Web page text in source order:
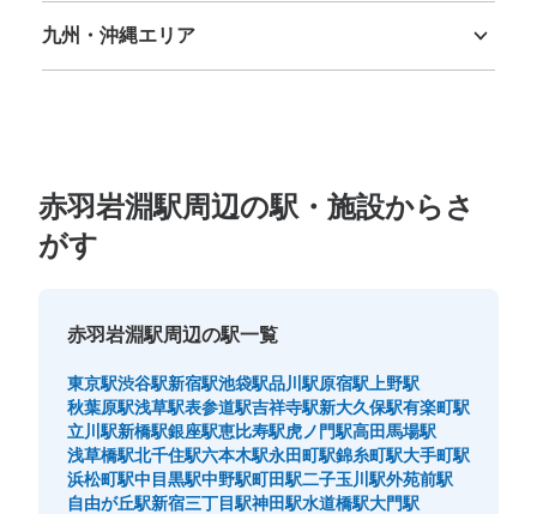
九州・沖縄エリア
赤羽岩淵駅周辺の駅・施設からさ
がす
赤羽岩淵駅周辺の駅一覧
東京駅渋谷駅新宿駅池袋駅品川駅原宿駅 上野駅
秋葉原駅浅草駅表参道駅吉祥寺駅新大久保駅有楽町駅
立川駅新橋駅銀座駅恵比寿駅虎ノ門駅高田馬場駅
浅草橋駅北千住駅六本木駅永田町駅錦糸町駅大手町駅
浜松町駅中目黒駅中野駅町田駅二子玉川駅外苑前駅
自由が丘駅新宿三丁目駅神田駅水道橋駅大門駅